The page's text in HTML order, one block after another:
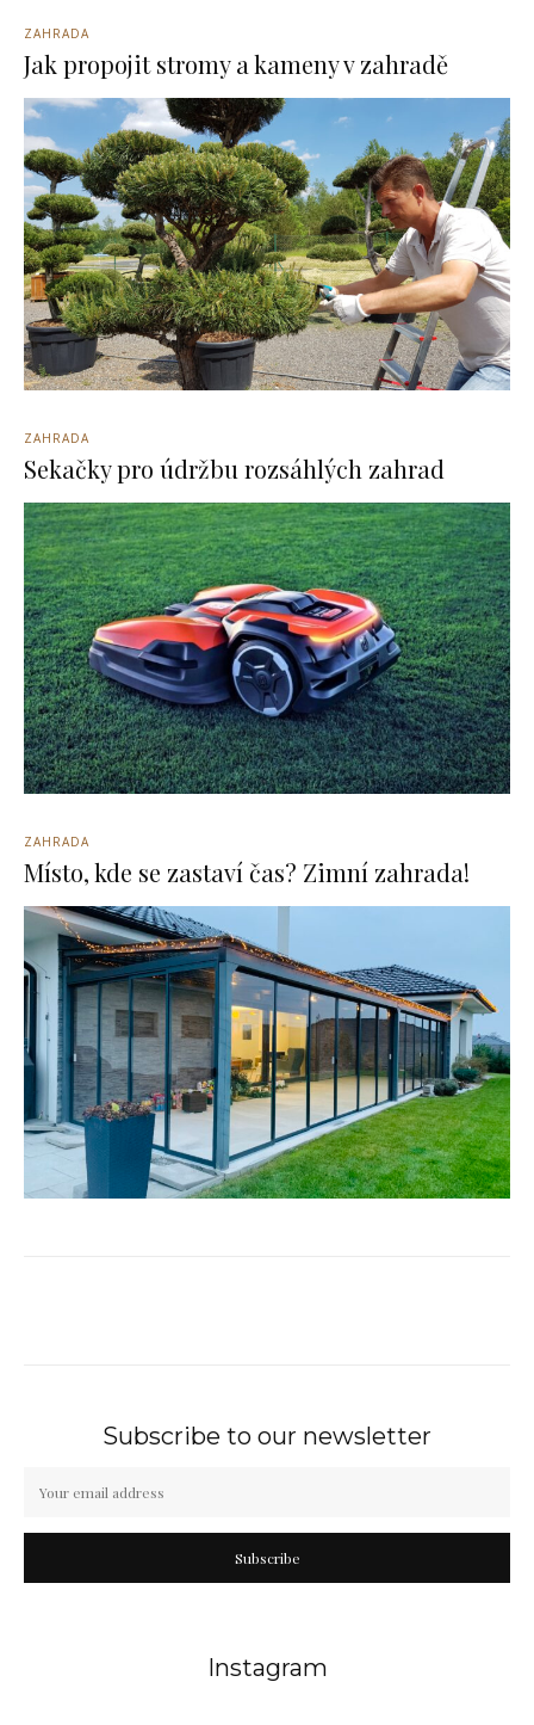
ZAHRADA
Jak propojit stromy a kameny v zahradě
ZAHRADA
Sekačky pro údržbu rozsáhlých zahrad
ZAHRADA
Místo, kde se zastaví čas? Zimní zahrada!
Subscribe to our newsletter
Subscribe
Instagram